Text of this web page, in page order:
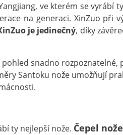
ve kterém se vyrábí
na generaci. XinZuo při
je jedinečný, díky
snadno rozpoznatelné,
Santoku nože umožňují
ty nejlepší nože. Čepel